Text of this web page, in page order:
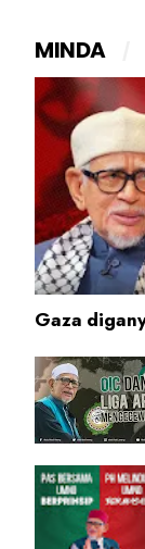
MINDA
Gaza